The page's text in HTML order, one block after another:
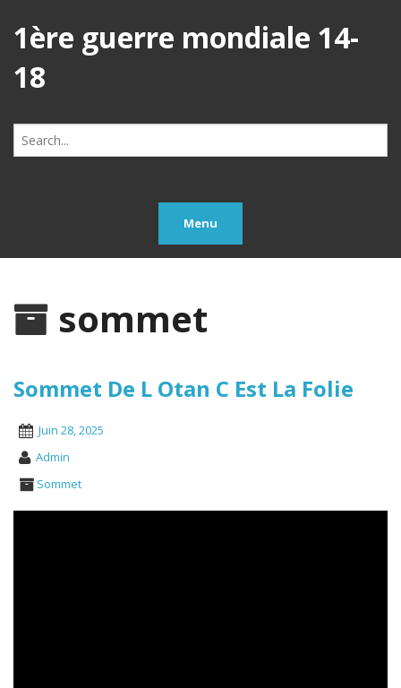
1ère guerre mondiale 14-
18
Search
for:
Menu
sommet
Sommet De L Otan C Est La Folie
Juin 28, 2025
Admin
Sommet